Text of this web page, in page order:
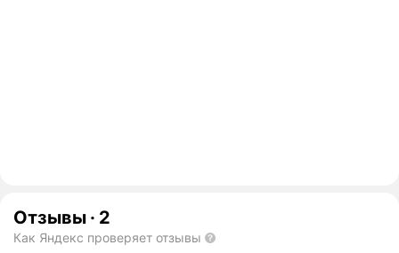
Отзывы · 2
Как Яндекс проверяет отзывы